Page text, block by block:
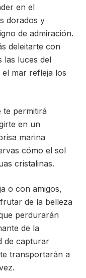
en el
dorados y
de admiración.
deleitarte con
las luces del
mar refleja los
te permitirá
en un
marina
cómo el sol
cristalinas.
o con amigos,
de la belleza
perdurarán
de la
de capturar
transportarán a